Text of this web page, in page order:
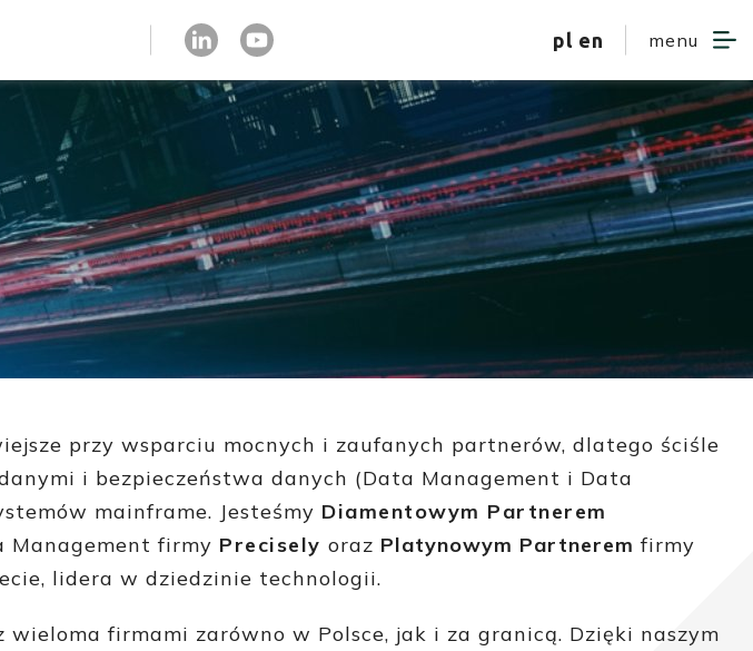
pl en menu
przy wsparciu mocnych i zaufanych partnerów, dlatego ściśle
i bezpieczeństwa danych (Data Management i Data
mainframe. Jesteśmy Diamentowym Partnerem
Management firmy Precisely oraz Platynowym Partnerem firmy
lidera w dziedzinie technologii.
firmami zarówno w Polsce, jak i za granicą. Dzięki naszym